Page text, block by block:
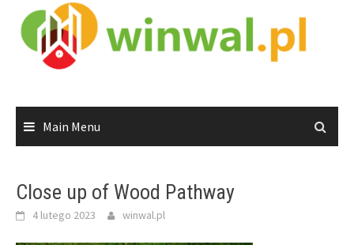
content
Main Menu
Close up of Wood Pathway
4 lutego 2023 winwal.pl